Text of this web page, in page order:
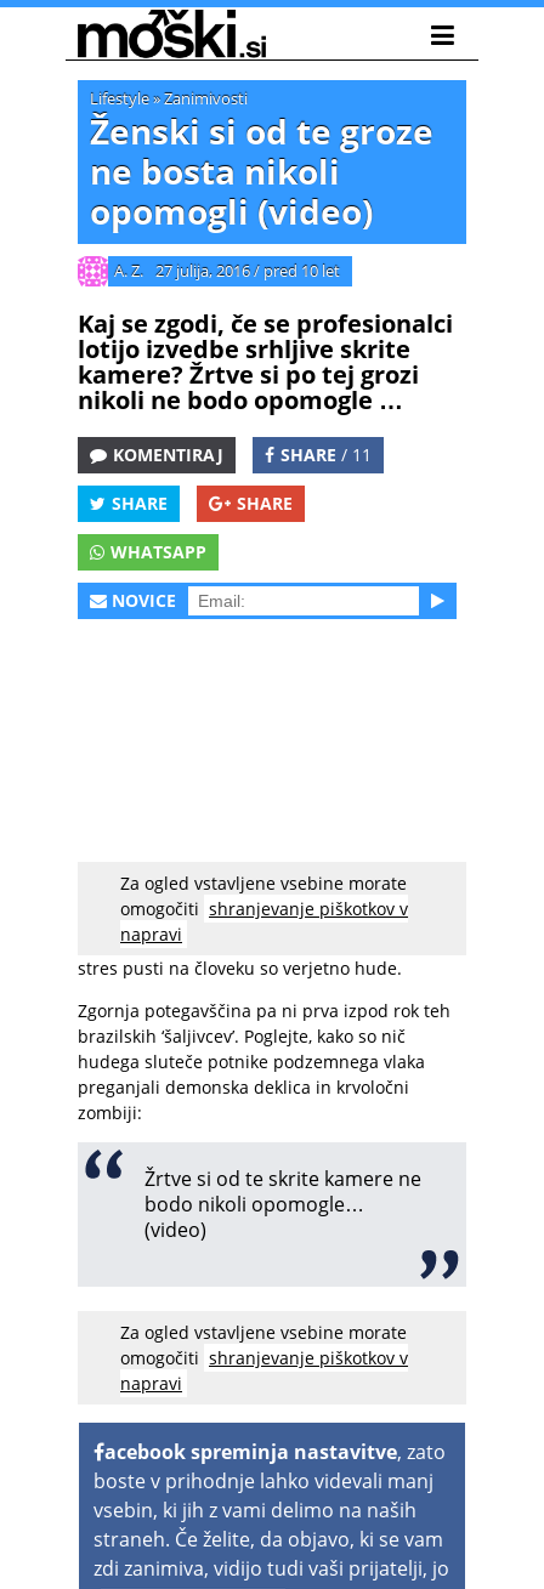
Lifestyle»Zanimivosti
Ženski si od te groze
ne bosta nikoli
opomogli (video)
A. Z. 27 julija, 2016/ pred 10 let
Kaj se zgodi, če se profesionalci
lotijo izvedbe srhljive skrite
kamere? Žrtve si po tej grozi
nikoli ne bodo opomogle …
KOMENTIRAJ SHARE / 11
SHARE SHARE
WHATSAPP
NOVICE
Za ogled vstavljene vsebine morate
omogočiti shranjevanje piškotkov v
napravi
Čeprav je vrhunsko izvedena, je ta kamera
morda prekoračila mejo dobrega okusa (in
verjetno tudi zakona). Posledice, ki jih takšen
stres pusti na človeku so verjetno hude.
Zgornja potegavščina pa ni prva izpod rok teh
brazilskih ‘šaljivcev’. Poglejte, kako so nič
hudega sluteče potnike podzemnega vlaka
preganjali demonska deklica in krvoločni
zombiji:
Žrtve si od te skrite kamere ne
bodo nikoli opomogle…
(video)
Za ogled vstavljene vsebine morate
omogočiti shranjevanje piškotkov v
napravi
acebook spreminja nastavitve, zato
boste v prihodnje lahko videvali manj
vsebin, ki jih z vami delimo na naših
straneh. Če želite, da objavo, ki se vam
zdi zanimiva, vidijo tudi vaši prijatelji, jo